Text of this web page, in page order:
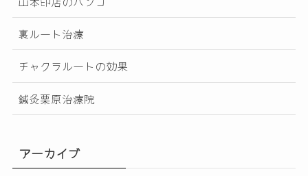
裏ルート治療
チャクラルートの効果
鍼灸栗原治療院
アーカイブ